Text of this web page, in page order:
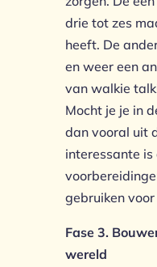
drie tot zes
heeft. De
en weer een
van walkie
Mocht je je in
dan vooral uit
interessante
gebruiken
Fase 3.
wereld